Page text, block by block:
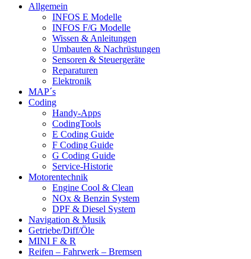
Allgemein
INFOS E Modelle
INFOS F/G Modelle
Wissen & Anleitungen
Umbauten & Nachrüstungen
Sensoren & Steuergeräte
Reparaturen
Elektronik
MAP´s
Coding
Handy-Apps
CodingTools
E Coding Guide
F Coding Guide
G Coding Guide
Service-Historie
Motorentechnik
Engine Cool & Clean
NOx & Benzin System
DPF & Diesel System
Navigation & Musik
Getriebe/Diff/Öle
MINI F & R
Reifen – Fahrwerk – Bremsen